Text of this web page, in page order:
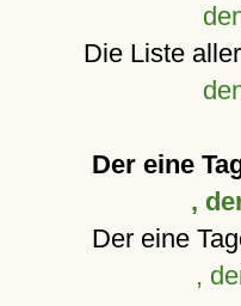
Die Liste
Der eine
,
Der eine
,